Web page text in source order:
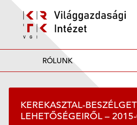
RÓLUNK
KEREKASZTAL-
LEHETŐSÉGEIRŐL –